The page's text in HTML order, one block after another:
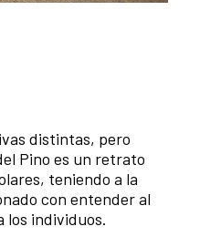
distintas, pero
Pino es un retrato
teniendo a la
con entender al
los individuos.